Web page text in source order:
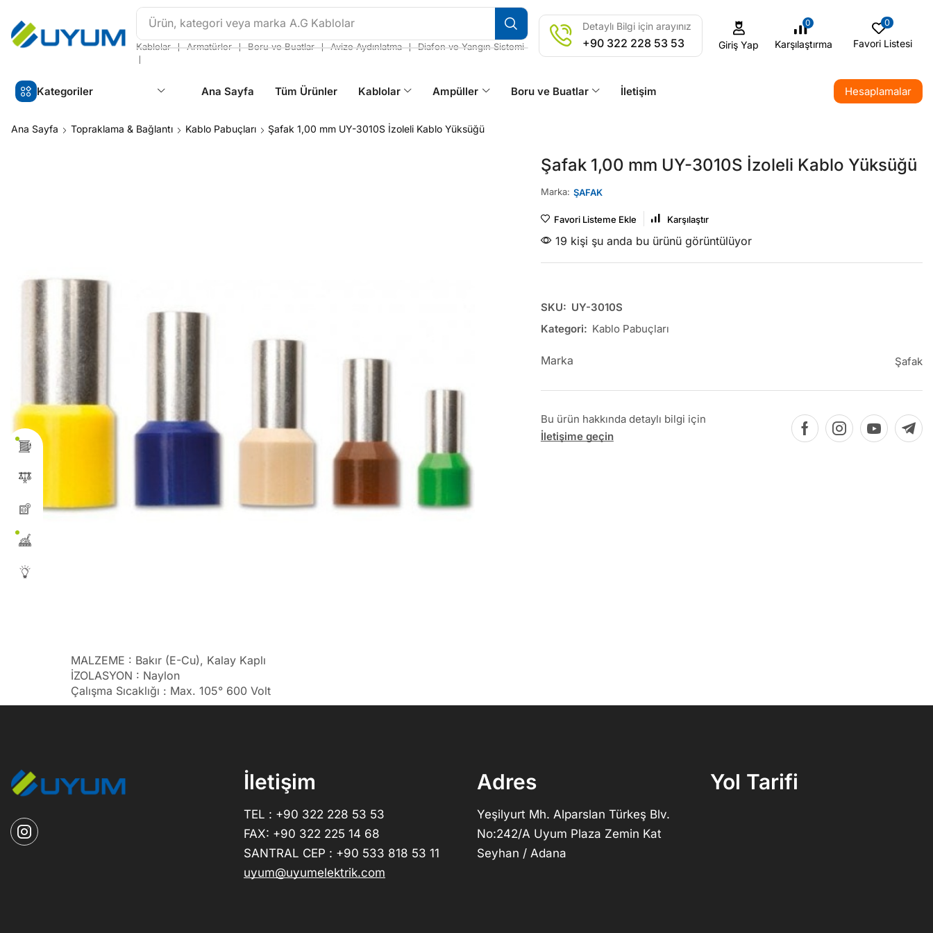
Ürün, kategori veya marka A.G Kablolar
Kablolar ❘ Armatürler ❘ Boru ve Buatlar ❘ Avize Aydınlatma ❘ Diafon ve Yangın Sistemi
❘
Detaylı Bilgi için arayınız
+90 322 228 53 53 Giriş Yap
0
Karşılaştırma
0
Favori Listesi
Kategoriler Ana Sayfa Tüm Ürünler Kablolar Ampüller Boru ve Buatlar İletişim Hesaplamalar
Ana Sayfa Topraklama & Bağlantı Kablo Pabuçları Şafak 1,00 mm UY-3010S İzoleli Kablo Yüksüğü
Şafak 1,00 mm UY-3010S İzoleli Kablo Yüksüğü
Marka: ŞAFAK
Favori Listeme Ekle Karşılaştır
19 kişi şu anda bu ürünü görüntülüyor
SKU: UY-3010S
Kategori: Kablo Pabuçları
Marka Şafak
Bu ürün hakkında detaylı bilgi için
İletişime geçin
MALZEME : Bakır (E-Cu), Kalay Kaplı
İZOLASYON : Naylon
Çalışma Sıcaklığı : Max. 105° 600 Volt
İletişim
TEL : +90 322 228 53 53
FAX: +90 322 225 14 68
SANTRAL CEP : +90 533 818 53 11
uyum@uyumelektrik.com
Adres
Yeşilyurt Mh. Alparslan Türkeş Blv.
No:242/A Uyum Plaza Zemin Kat
Seyhan / Adana
Yol Tarifi